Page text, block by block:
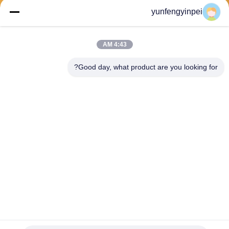
yunfengyinpei
4:43 AM
Good day, what product are you looking for?